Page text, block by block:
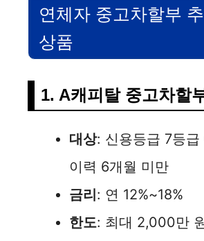
연체자 중고차할부
상품
1. A캐피탈 중고차할
대상: 신용등급 7등급
이력 6개월 미만
금리: 연 12%~18%
한도: 최대 2,000만